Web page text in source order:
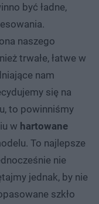
być ładne,
naszego
trwałe, łatwe w
nam
się na
to powinniśmy
w hartowane
To najlepsze
nie
jednak, by nie
szkło